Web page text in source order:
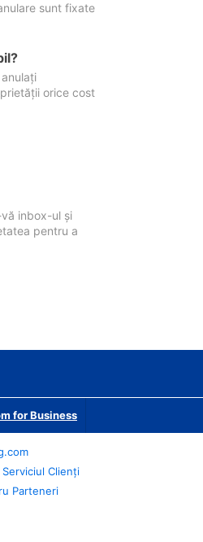
sunt fixate
orice cost
inbox-ul și
pentru a
for Business
Clienți
Parteneri